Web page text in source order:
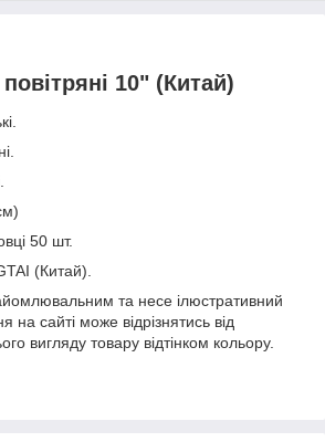
10" (Китай)
50 шт.
(Китай).
та несе ілюстративний
на сайті може відрізнятись від
вигляду товару відтінком кольору.